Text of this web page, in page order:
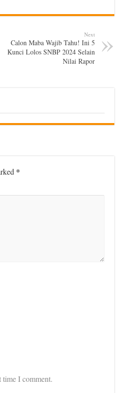
Next
Calon Maba Wajib Tahu! Ini 5
Kunci Lolos SNBP 2024 Selain
Nilai Rapor
*
time I comment.